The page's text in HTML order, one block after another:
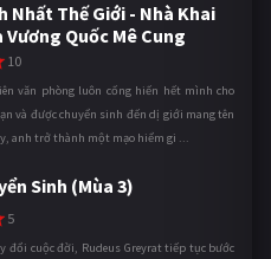
Nhất Thế Giới - Nhà Khai
Vương Quốc Mê Cung
10
văn phòng luôn cống hiến hết mình cho
và được chuyển sinh đến dị giới mang tên
anh trở thành một mạo hiểm gi ...
Sinh (Mùa 3)
5
đổi cuộc đời, Rudeus Greyrat tiếp tục bước